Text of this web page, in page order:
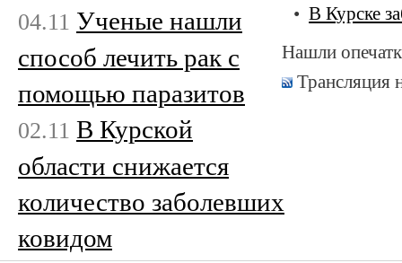
В Курске
Нашли
Трансляция
04.11 Ученые нашли
способ лечить рак с
помощью паразитов
02.11 В Курской
области снижается
количество заболевших
ковидом